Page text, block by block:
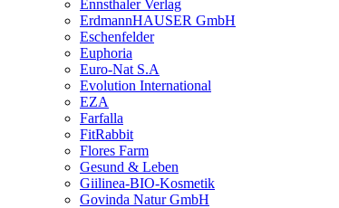
Ennsthaler Verlag
ErdmannHAUSER GmbH
Eschenfelder
Euphoria
Euro-Nat S.A
Evolution International
EZA
Farfalla
FitRabbit
Flores Farm
Gesund & Leben
Giilinea-BIO-Kosmetik
Govinda Natur GmbH